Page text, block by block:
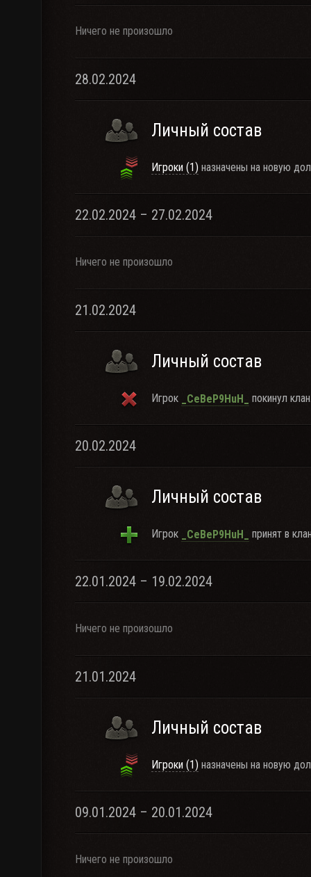
Ничего не произошло
28.02.2024
Личный состав
Игроки (1) назначены на новую
22.02.2024 – 27.02.2024
Ничего не произошло
21.02.2024
Личный состав
Игрок _CeBeP9HuH_ покинул
20.02.2024
Личный состав
Игрок _CeBeP9HuH_ принят в
22.01.2024 – 19.02.2024
Ничего не произошло
21.01.2024
Личный состав
Игроки (1) назначены на новую
09.01.2024 – 20.01.2024
Ничего не произошло